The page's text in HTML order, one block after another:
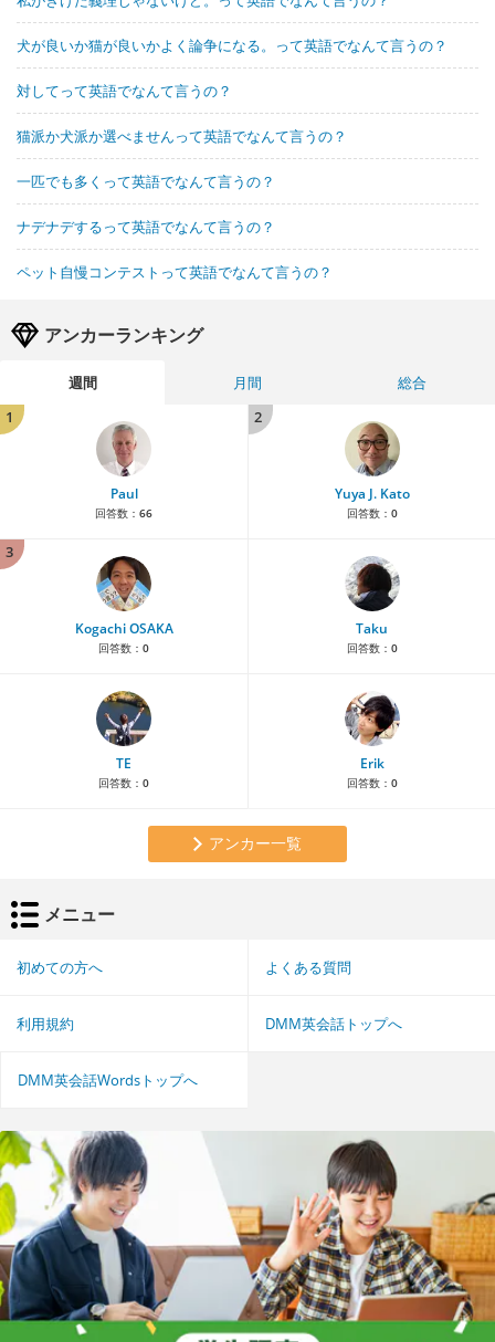
犬が良いか猫が良いかよく論争になる。って英語でなんて言うの？
対してって英語でなんて言うの？
猫派か犬派か選べませんって英語でなんて言うの？
一匹でも多くって英語でなんて言うの？
ナデナデするって英語でなんて言うの？
ペット自慢コンテストって英語でなんて言うの？
アンカーランキング
週間 月間
総合
1
Paul
回答数： 66
2
Yuya J. Kato
回答数： 0
3
Kogachi OSAKA
回答数： 0
Taku
回答数： 0
TE
回答数： 0
Erik
回答数： 0
アンカー一覧
メニュー
初めての方へ よくある質問
利用規約 DMM英会話トップへ
DMM英会話Wordsトップへ